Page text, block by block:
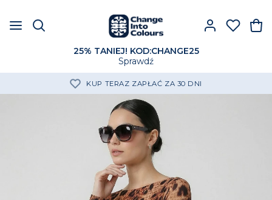
25% TANIEJ! KOD:CHANGE25
Sprawdź
DARMOWA DOSTAWA OD 250 ZŁ